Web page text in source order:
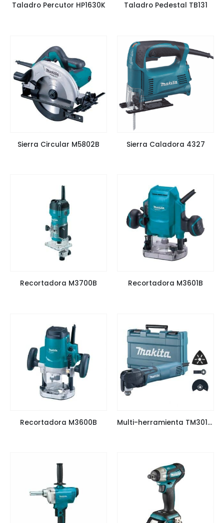
Taladro Percutor HP1630K Taladro Pedestal TB131
Sierra Circular M5802B Sierra Caladora 4327
Recortadora M3700B Recortadora M3601B
Recortadora M3600B Multi-herramienta TM3010CX6